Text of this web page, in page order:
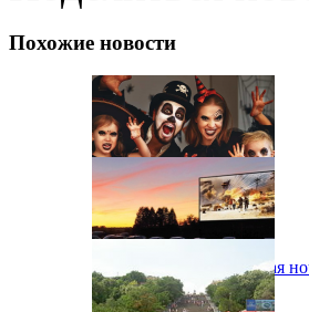
Похожие новости
В Одессе пройдет шестая